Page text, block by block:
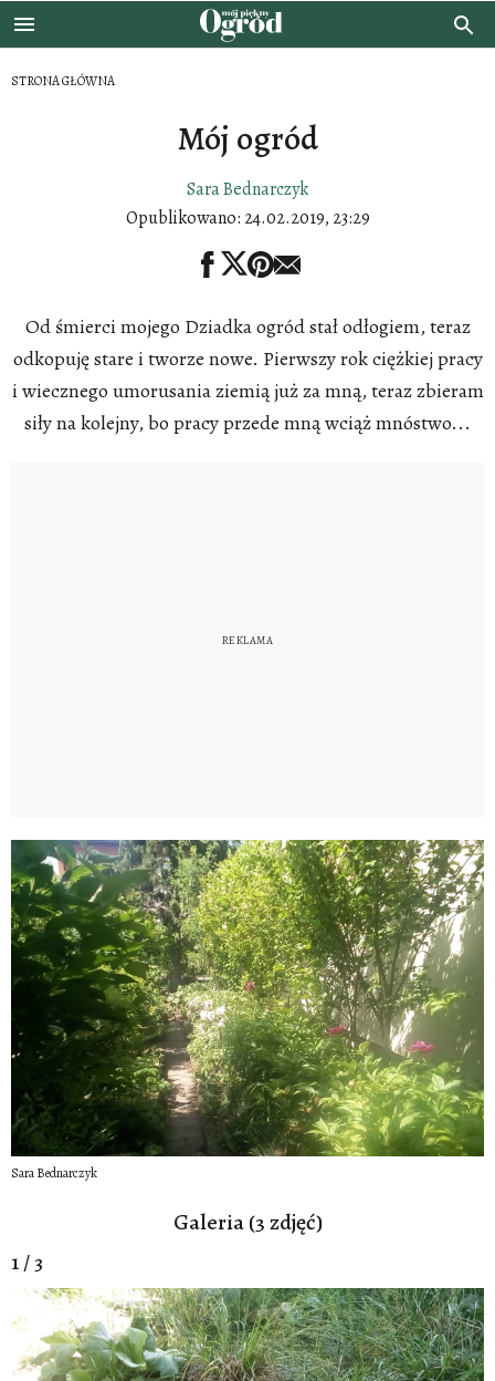
STRONA GŁÓWNA
Mój ogród
Sara Bednarczyk
Opublikowano: 24.02.2019, 23:29
Od śmierci mojego Dziadka ogród stał odłogiem, teraz
odkopuję stare i tworze nowe. Pierwszy rok ciężkiej pracy
i wiecznego umorusania ziemią już za mną, teraz zbieram
siły na kolejny, bo pracy przede mną wciąż mnóstwo...
Sara Bednarczyk
Galeria (3 zdjęć)
1 / 3